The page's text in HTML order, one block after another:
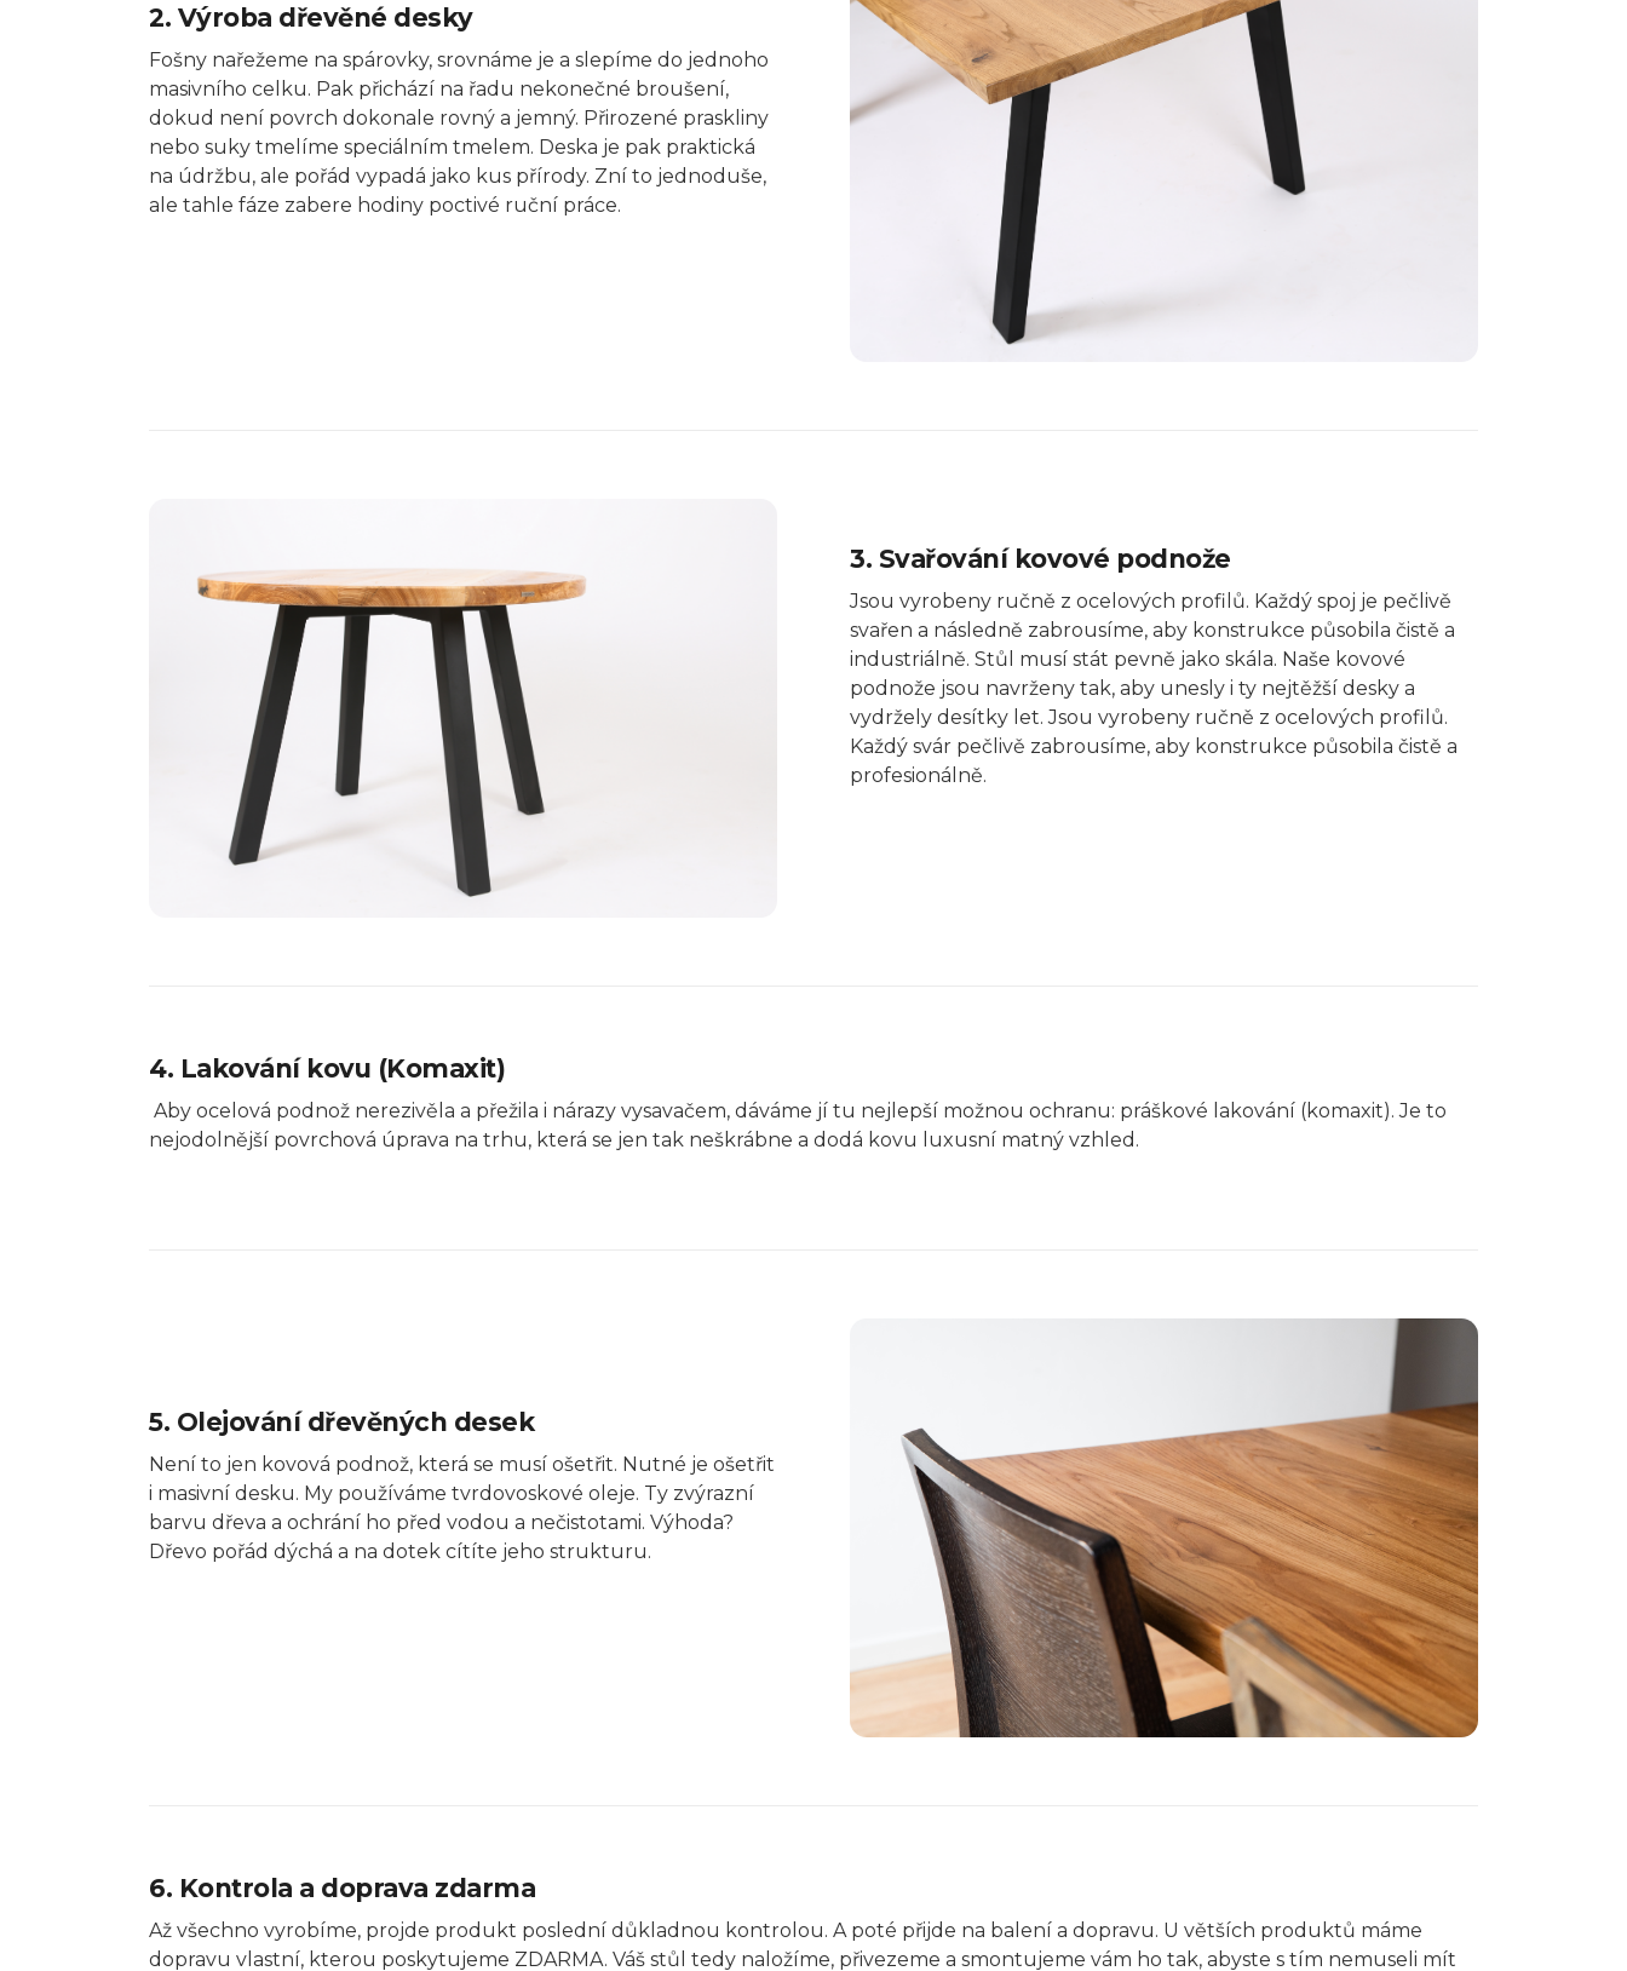
2. Výroba dřevěné desky
Fošny nařežeme na spárovky, srovnáme je a slepíme do jednoho
masivního celku. Pak přichází na řadu nekonečné broušení,
dokud není povrch dokonale rovný a jemný. Přirozené praskliny
nebo suky tmelíme speciálním tmelem. Deska je pak praktická
na údržbu, ale pořád vypadá jako kus přírody. Zní to jednoduše,
ale tahle fáze zabere hodiny poctivé ruční práce.
3. Svařování kovové podnože
Jsou vyrobeny ručně z ocelových profilů. Každý spoj je pečlivě
svařen a následně zabrousíme, aby konstrukce působila čistě a
industriálně. Stůl musí stát pevně jako skála. Naše kovové
podnože jsou navrženy tak, aby unesly i ty nejtěžší desky a
vydržely desítky let. Jsou vyrobeny ručně z ocelových profilů.
Každý svár pečlivě zabrousíme, aby konstrukce působila čistě a
profesionálně.
4. Lakování kovu (Komaxit)
Aby ocelová podnož nerezivěla a přežila i nárazy vysavačem, dáváme jí tu nejlepší možnou ochranu: práškové lakování (komaxit). Je to
nejodolnější povrchová úprava na trhu, která se jen tak neškrábne a dodá kovu luxusní matný vzhled.
5. Olejování dřevěných desek
Není to jen kovová podnož, která se musí ošetřit. Nutné je ošetřit
i masivní desku. My používáme tvrdovoskové oleje. Ty zvýrazní
barvu dřeva a ochrání ho před vodou a nečistotami. Výhoda?
Dřevo pořád dýchá a na dotek cítíte jeho strukturu.
6. Kontrola a doprava zdarma
Až všechno vyrobíme, projde produkt poslední důkladnou kontrolou. A poté přijde na balení a dopravu. U větších produktů máme
dopravu vlastní, kterou poskytujeme ZDARMA. Váš stůl tedy naložíme, přivezeme a smontujeme vám ho tak, abyste s tím nemuseli mít